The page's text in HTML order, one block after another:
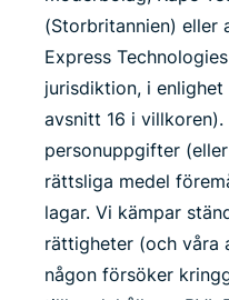
(Storbritannien) eller
Express
jurisdiktion, i
avsnitt 16 i
personuppgifter
rättsliga medel
lagar. Vi kämpar
rättigheter (och våra
någon försöker